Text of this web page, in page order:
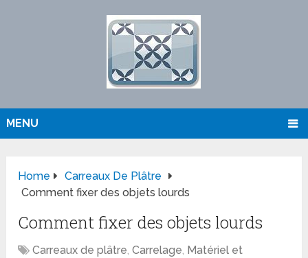
MENU
Home
Carreaux De Plâtre
Comment fixer des objets lourds
Comment fixer des objets lourds
Carreaux de plâtre,Carrelage, Matériel et